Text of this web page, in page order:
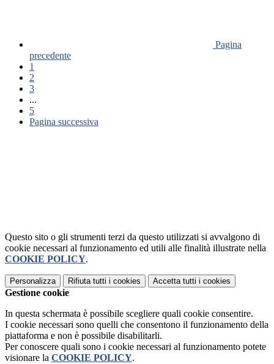
Pagina
precedente
1
2
3
...
5
Pagina successiva
Questo sito o gli strumenti terzi da questo utilizzati si avvalgono di
cookie necessari al funzionamento ed utili alle finalità illustrate nella
COOKIE POLICY.
Personalizza Rifiuta tutti i cookies Accetta tutti i cookies
Gestione cookie
In questa schermata è possibile scegliere quali cookie consentire.
I cookie necessari sono quelli che consentono il funzionamento della
piattaforma e non è possibile disabilitarli.
Per conoscere quali sono i cookie necessari al funzionamento potete
visionare la COOKIE POLICY.